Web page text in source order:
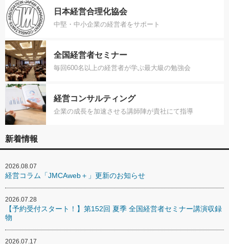
日本経営合理化協会
中堅・中小企業の経営者をサポート
全国経営者セミナー
毎回600名以上の経営者が学ぶ最大級の勉強会
経営コンサルティング
企業の成長を加速させる講師陣が貴社にて指導
新着情報
2026.08.07
経営コラム「JMCAweb＋」更新のお知らせ
2026.07.28
【予約受付スタート！】第152回 夏季 全国経営者セミナー講演収録
物
2026.07.17